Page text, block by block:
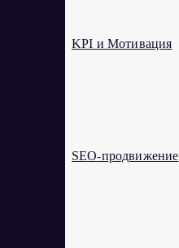
KPI и Мотивация
SEO-продвижение